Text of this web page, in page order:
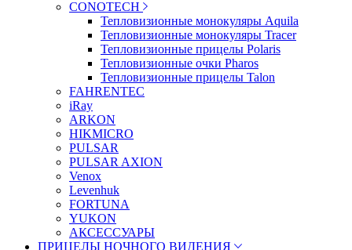
CONOTECH
Тепловизионные монокуляры Aquila
Тепловизионные монокуляры Tracer
Тепловизионные прицелы Polaris
Тепловизионные очки Pharos
Тепловизионные прицелы Talon
FAHRENTEC
iRay
ARKON
HIKMICRO
PULSAR
PULSAR AXION
Venox
Levenhuk
FORTUNA
YUKON
АКСЕССУАРЫ
ПРИЦЕЛЫ НОЧНОГО ВИДЕНИЯ